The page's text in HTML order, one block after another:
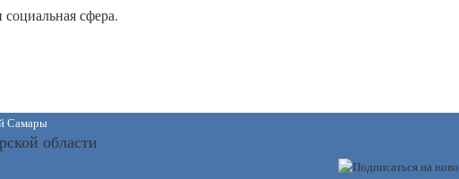
социальная сфера.
Самары
области